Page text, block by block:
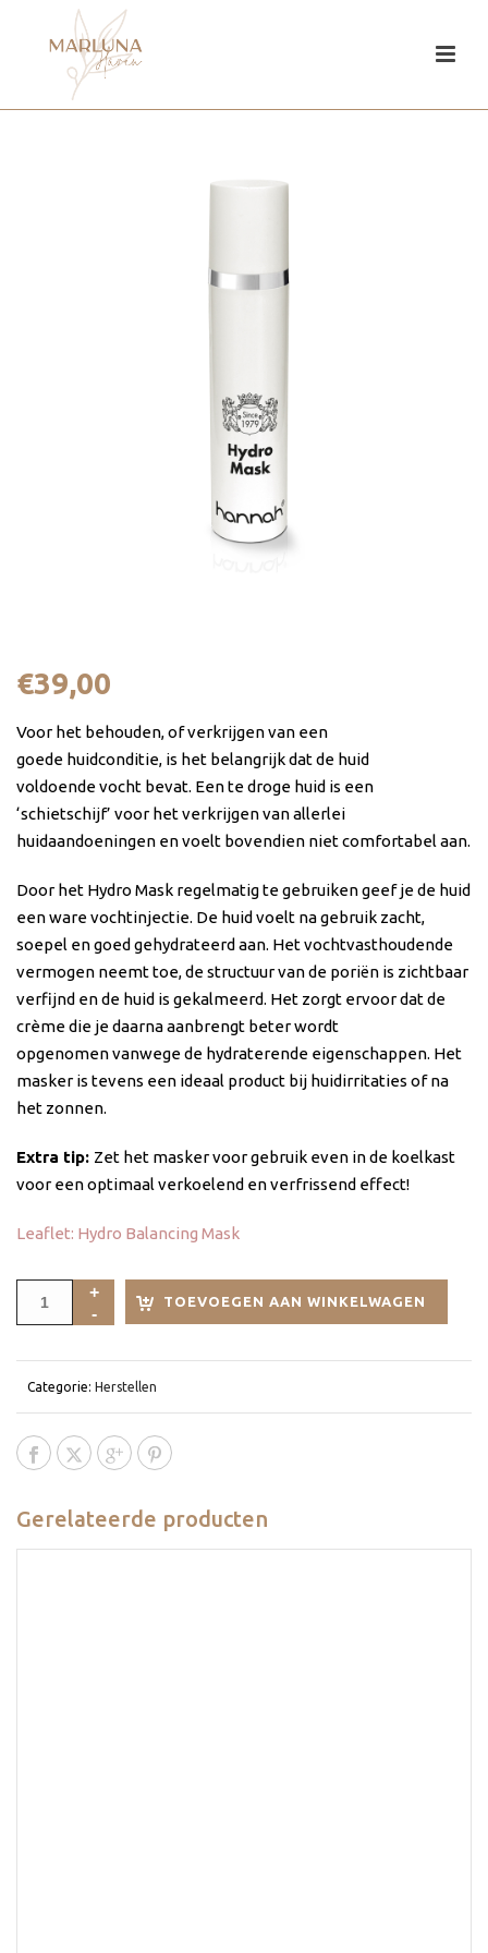
€39,00
Voor het behouden, of verkrijgen van een
goede huidconditie, is het belangrijk dat de huid
voldoende vocht bevat. Een te droge huid is een
‘schietschijf’ voor het verkrijgen van allerlei
huidaandoeningen en voelt bovendien niet comfortabel aan.
Door het Hydro Mask regelmatig te gebruiken geef je de huid
een ware vochtinjectie. De huid voelt na gebruik zacht,
soepel en goed gehydrateerd aan. Het vochtvasthoudende
vermogen neemt toe, de structuur van de poriën is zichtbaar
verfijnd en de huid is gekalmeerd. Het zorgt ervoor dat de
crème die je daarna aanbrengt beter wordt
opgenomen vanwege de hydraterende eigenschappen. Het
masker is tevens een ideaal product bij huidirritaties of na
het zonnen.
Extra tip: Zet het masker voor gebruik even in de koelkast
voor een optimaal verkoelend en verfrissend effect!
Leaflet: Hydro Balancing Mask
TOEVOEGEN AAN WINKELWAGEN
Categorie: Herstellen
Gerelateerde producten